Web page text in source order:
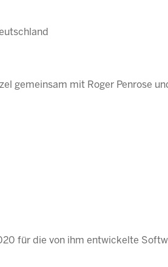
gemeinsam mit Roger Penrose
für die von ihm entwickelte